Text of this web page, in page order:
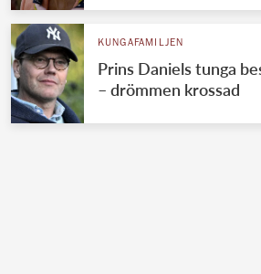
KUNGAFAMILJEN
Prins Daniels tunga
– drömmen krossad